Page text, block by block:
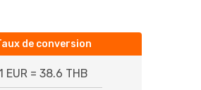
de conversion
EUR = 38.6 THB